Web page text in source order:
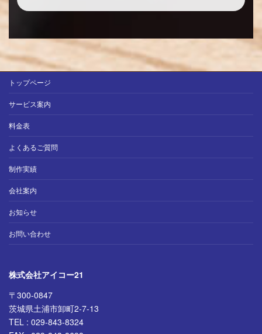
トップページ
サービス案内
料金表
よくあるご質問
制作実績
会社案内
お知らせ
お問い合わせ
株式会社アイコー21
〒300-0847
茨城県土浦市卸町2-7-13
TEL : 029-843-8324